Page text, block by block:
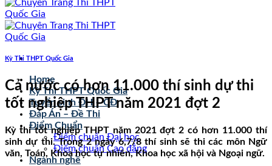
Home
Kỳ Thi THPT Quốc Gia
Tuyển sinh ĐH – CĐ
Đáp Án – Đề Thi
Điểm Chuẩn
Điểm chuẩn Đại học
Điểm chuẩn Cao đẳng
Ngành nghề
Kỳ Thi THPT Quốc Gia
Cả nước có hơn 11.000 thí sinh dự thi
tốt nghiệp THPT năm 2021 đợt 2
Kỳ thi tốt nghiệp THPT năm 2021 đợt 2 có hơn 11.000 thí
sinh dự thi. Trong 2 ngày 6,7/8 thí sinh sẽ thi các môn Ngữ
văn, Toán, Khoa học tự nhiên, Khoa học xã hội và Ngoại ngữ.